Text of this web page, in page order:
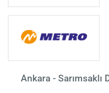
Ankara - Sarımsaklı